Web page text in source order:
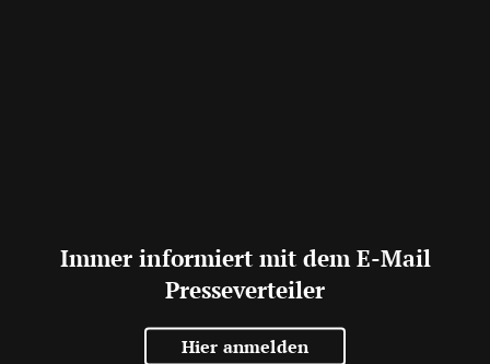
Immer informiert mit dem E-Mail
Presseverteiler
Hier anmelden